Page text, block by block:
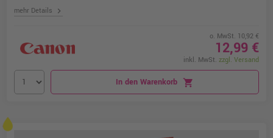
mehr Details chevron_right
o. MwSt. 10,92 €
12,99 €
inkl. MwSt. zzgl. Versand
In den Warenkorb shopping_cart